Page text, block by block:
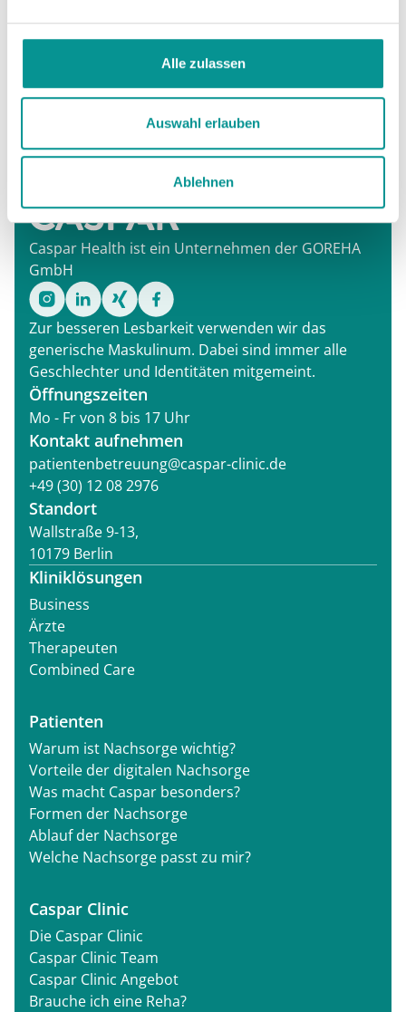
Alle zulassen
Auswahl erlauben
Ablehnen
grundsätzlich auf eigene Gefahr aus.
*Mitarbeiter*innen der GOREHA GmbH sind von der
Teilnahme ausgeschlossen.
Caspar Health ist ein Unternehmen der GOREHA
GmbH
Zur besseren Lesbarkeit verwenden wir das
generische Maskulinum. Dabei sind immer alle
Geschlechter und Identitäten mitgemeint.
Öffnungszeiten
Mo - Fr von 8 bis 17 Uhr
Kontakt aufnehmen
patientenbetreuung@caspar-clinic.de
+49 (30) 12 08 2976
Standort
Wallstraße 9-13,
10179 Berlin
Kliniklösungen
Business
Ärzte
Therapeuten
Combined Care
Patienten
Warum ist Nachsorge wichtig?
Vorteile der digitalen Nachsorge
Was macht Caspar besonders?
Formen der Nachsorge
Ablauf der Nachsorge
Welche Nachsorge passt zu mir?
Caspar Clinic
Die Caspar Clinic
Caspar Clinic Team
Caspar Clinic Angebot
Brauche ich eine Reha?